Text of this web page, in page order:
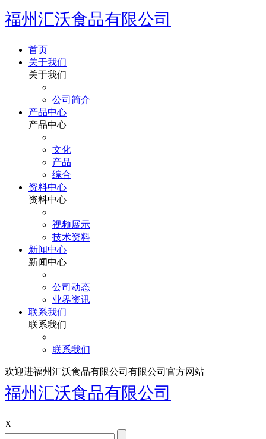
福州汇沃食品有限公司
首页
关于我们
关于我们
公司简介
产品中心
产品中心
文化
产品
综合
资料中心
资料中心
视频展示
技术资料
新闻中心
新闻中心
公司动态
业界资讯
联系我们
联系我们
联系我们
欢迎进福州汇沃食品有限公司有限公司官方网站
福州汇沃食品有限公司
X